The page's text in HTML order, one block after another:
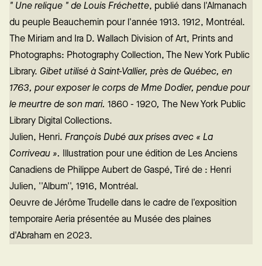
" Une relique " de Louis Fréchette, publié dans l'Almanach
du peuple Beauchemin pour l'année 1913. 1912, Montréal.
The Miriam and Ira D. Wallach Division of Art, Prints and
Photographs: Photography Collection, The New York Public
Library. Gibet utilisé à Saint-Vallier, près de Québec, en
1763, pour exposer le corps de Mme Dodier, pendue pour
le meurtre de son mari. 1860 - 1920, The New York Public
Library Digital Collections.
Julien, Henri. François Dubé aux prises avec « La
Corriveau ». Illustration pour une édition de Les Anciens
Canadiens de Philippe Aubert de Gaspé, Tiré de : Henri
Julien, ''Album'', 1916, Montréal.
Oeuvre de Jérôme Trudelle dans le cadre de l'exposition
temporaire Aeria présentée au Musée des plaines
d'Abraham en 2023.